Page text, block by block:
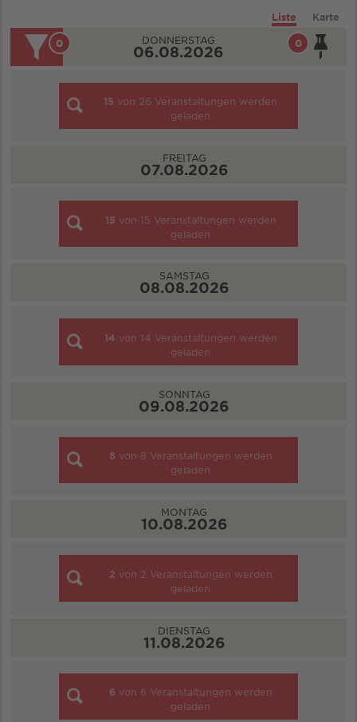
Liste Karte
0
0 DONNERSTAG
06.08.2026
15 von 26 Veranstaltungen werden
geladen
FREITAG
07.08.2026
15 von 15 Veranstaltungen werden
geladen
SAMSTAG
08.08.2026
14 von 14 Veranstaltungen werden
geladen
SONNTAG
09.08.2026
8 von 8 Veranstaltungen werden
geladen
MONTAG
10.08.2026
2 von 2 Veranstaltungen werden
geladen
DIENSTAG
11.08.2026
6 von 6 Veranstaltungen werden
geladen